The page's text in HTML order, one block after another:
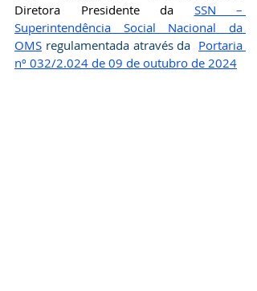
Diretora Presidente da
SSN –
Superintendência Social Nacional da
OMS regulamentada através da Portaria
nº 032/2.024 de 09 de outubro de 2024